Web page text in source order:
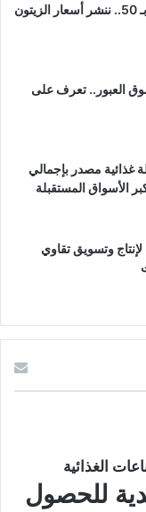
التفاحي بـ 110 والمنزنيلو بـ 50.. ننشر أسعار الزيتون
العبور.. تعرف على
4300 رسالة غذائية مصدر بإجمالي
وتسويق تقاوي
الغذائية
للحصول